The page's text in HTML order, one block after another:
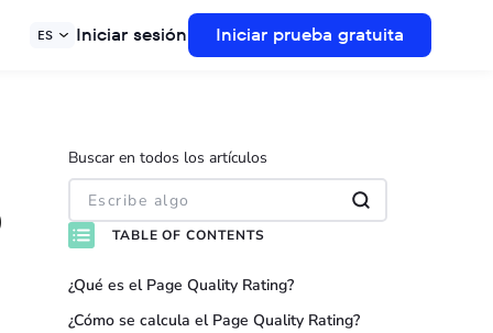
ES Iniciar sesión Iniciar prueba gratuita
Buscar en todos los artículos
TABLE OF CONTENTS
¿Qué es el Page Quality Rating?
¿Cómo se calcula el Page Quality Rating?